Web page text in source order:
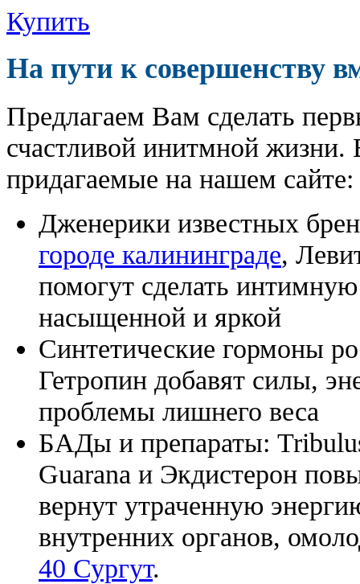
Купить
На пути к совершенству
Предлагаем Вам сделать
счастливой инитмной жизни.
придагаемые на нашем сайте:
Дженерики известных
городе калининграде,
помогут сделать
насыщенной и яркой
Синтетические гормоны
Гетропин добавят силы,
проблемы лишнего веса
БАДы и препараты:
Guarana и Экдистерон
вернут утраченную
внутренних органов,
40 Сургут.